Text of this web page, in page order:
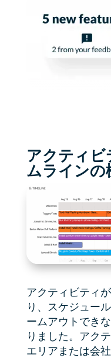
アクティビ
ムラインの
アクティビティ
り、スケジュー
ームアウトでき
りました。アク
エリアまたは会